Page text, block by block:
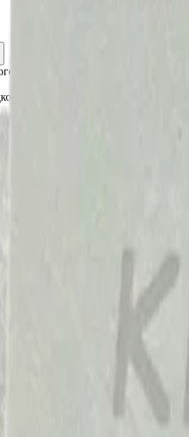
стекла и керамики Krytex
стекла и керамики на элементы
и расходные материалы